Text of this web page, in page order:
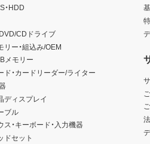
・HDD
CDドライブ
ー・組込み/OEM
メモリー
ド・カードリーダー/ライター
ディスプレイ
ブル
・キーボード・入力機器
ドセット